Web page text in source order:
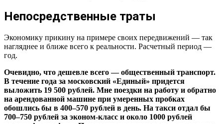
Непосредственные траты
Экономику прикину на примере своих передвижений — так
нагляднее и ближе всего к реальности. Расчетный период —
год.
Очевидно, что дешевле всего — общественный транспорт.
В течение года за московский «Единый» придется
выложить 19 500 рублей. Мне поездки на работу и обратно
на арендованной машине при умеренных пробках
обошлись бы в 400–570 рублей в день. На такси отдал бы
700–750 рублей за эконом-класс и около 1000 рублей